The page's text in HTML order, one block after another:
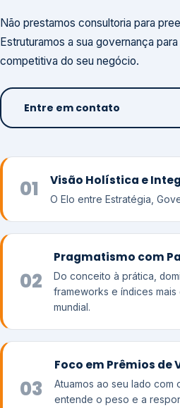
Não prestamos consultoria para
Estruturamos a sua governança
competitiva do seu negócio.
Entre em contato
01 Visão Holística e
O Elo entre Estratégia,
02
Pragmatismo com
Do conceito à prática,
frameworks e índices
mundial.
03
Foco em Prêmios de
Atuamos ao seu lado com
entende o peso e a